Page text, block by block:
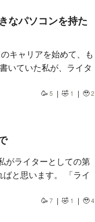
なパソコンを持た
キャリアを始めて、も
いていた私が、ライタ
🥳 5 🤣 1 🥹2
がライターとしての第
と思います。 「ライ
🥳 7 🤣 1 🥹4